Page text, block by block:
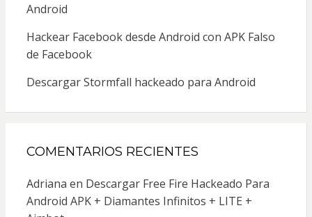
Android
Hackear Facebook desde Android con APK Falso
de Facebook
Descargar Stormfall hackeado para Android
COMENTARIOS RECIENTES
Adriana en Descargar Free Fire Hackeado Para
Android APK + Diamantes Infinitos + LITE +